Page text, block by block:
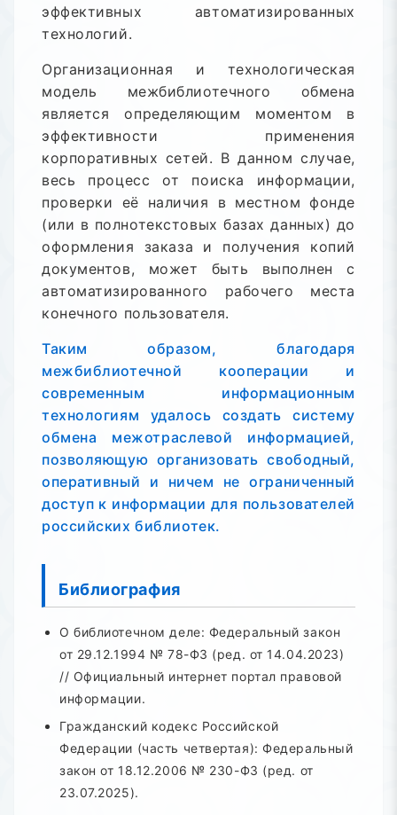
эффективных автоматизированных
технологий.
Организационная и технологическая
модель межбиблиотечного обмена
является определяющим моментом в
эффективности применения
корпоративных сетей. В данном случае,
весь процесс от поиска информации,
проверки её наличия в местном фонде
(или в полнотекстовых базах данных) до
оформления заказа и получения копий
документов, может быть выполнен с
автоматизированного рабочего места
конечного пользователя.
Таким образом, благодаря
межбиблиотечной кооперации и
современным информационным
технологиям удалось создать систему
обмена межотраслевой информацией,
позволяющую организовать свободный,
оперативный и ничем не ограниченный
доступ к информации для пользователей
российских библиотек.
Библиография
О библиотечном деле: Федеральный закон
от 29.12.1994 № 78-ФЗ (ред. от 14.04.2023)
// Официальный интернет портал правовой
информации.
Гражданский кодекс Российской
Федерации (часть четвертая): Федеральный
закон от 18.12.2006 № 230-ФЗ (ред. от
23.07.2025).